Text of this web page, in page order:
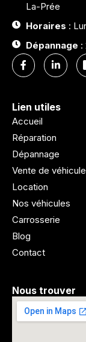
La-Prée
Horaires :
Dépannage :
Lien utiles
Accueil
Réparation
Dépannage
Vente de
Location
Nos véhicules
Carrosserie
Blog
Contact
Nous trouver